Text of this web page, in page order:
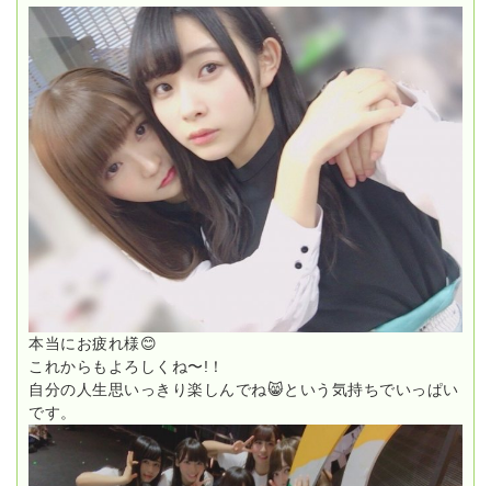
本当にお疲れ様😊
これからもよろしくね〜!！
自分の人生思いっきり楽しんでね😸という気持ちでいっぱい
です。